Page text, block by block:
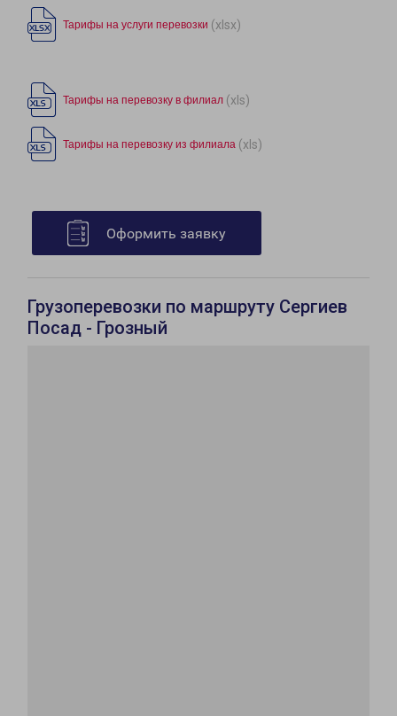
Тарифы на услуги перевозки (xlsx)
Тарифы на перевозку в филиал (xls)
Тарифы на перевозку из филиала (xls)
Оформить заявку
Грузоперевозки по маршруту Сергиев
Посад - Грозный